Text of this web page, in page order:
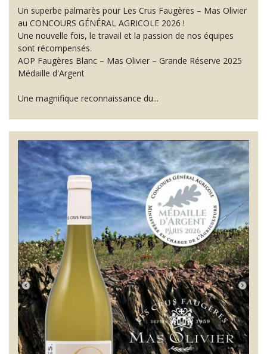
Un superbe palmarès pour Les Crus Faugères – Mas Olivier
au CONCOURS GÉNÉRAL AGRICOLE 2026 !
Une nouvelle fois, le travail et la passion de nos équipes
sont récompensés.
AOP Faugères Blanc – Mas Olivier – Grande Réserve 2025
Médaille d'Argent
Une magnifique reconnaissance du...